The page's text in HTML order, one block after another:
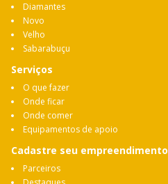
Diamantes
Novo
Velho
Sabarabuçu
Serviços
O que fazer
Onde ficar
Onde comer
Equipamentos de apoio
Cadastre seu empreendimento
Parceiros